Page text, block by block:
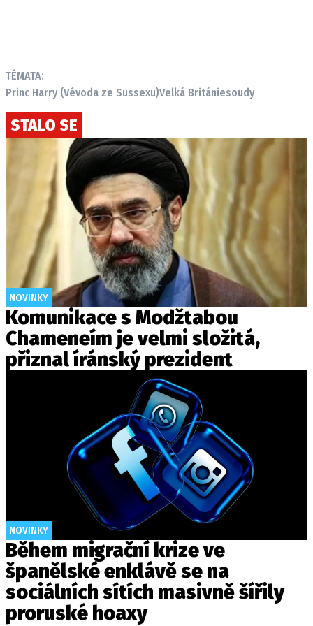
TÉMATA:
Princ Harry (Vévoda ze Sussexu)Velká Britániesoudy
STALO SE
NOVINKY
Komunikace s Modžtabou
Chameneím je velmi složitá,
přiznal íránský prezident
NOVINKY
Během migrační krize ve
španělské enklávě se na
sociálních sítích masivně šířily
proruské hoaxy